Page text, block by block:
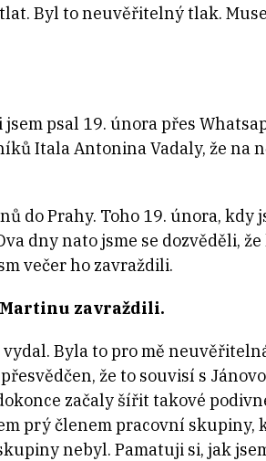
Byl to neuvěřitelný tlak.
psal 19. února přes
Itala Antonina Vadaly, že na
do Prahy. Toho 19. února, kdy
dny nato jsme se dozvěděli, že
večer ho zavraždili.
Martinu zavraždili.
Byla to pro mě
že to souvisí s
začaly šířit takové
prý členem pracovní skupiny,
nebyl. Pamatuji si, jak